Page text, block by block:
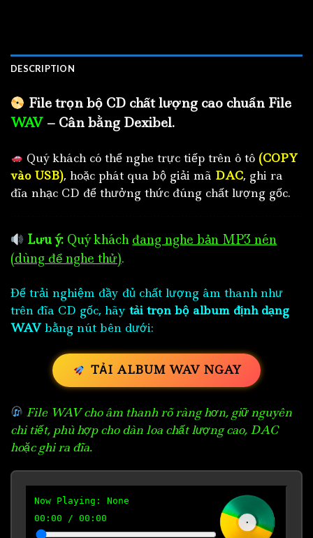
DESCRIPTION
File trọn bộ CD chất lượng cao chuẩn File
WAV – Cân bằng Dexibel.
Quý khách có thể nghe trực tiếp trên ô tô (COPY
vào USB), hoặc phát qua bộ giải mã DAC, ghi ra
đĩa nhạc CD để thưởng thức đúng chất lượng gốc.
Lưu ý: Quý khách đang nghe bản MP3 nén
(dùng để nghe thử).
Để trải nghiệm đầy đủ chất lượng âm thanh như
trên đĩa CD gốc, hãy tải trọn bộ album định dạng
WAV bằng nút bên dưới:
TẢI ALBUM WAV NGAY
File WAV cho âm thanh rõ ràng hơn, giữ nguyên
chi tiết, phù hợp cho dàn loa chất lượng cao, DAC
hoặc ghi ra đĩa.
Now Playing: None
00:00 / 00:00